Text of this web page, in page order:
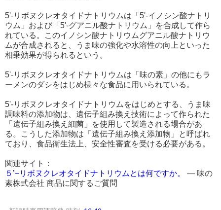
5'-リボヌクレオタイドナトリウムは「5'-イノシン酸ナトリ
ウム」および「5'-グアニル酸ナトリウム」を合成して作ら
れている。このイノシン酸ナトリウムグアニル酸ナトリウ
ムが合成されると、うま味の強化や水溶性の向上といった
相乗効果が得られるという。
5'-リボヌクレオタイドナトリウムは「味の素」の他にもラ
ーメンのダシをはじめ様々な食品に用いられている。
5'-リボヌクレオタイドナトリウムをはじめとする、うま味
調味料の添加物は、遺伝子組み換え技術によって作られた
「遺伝子組み換え細菌」を使用して製造される場合があ
る。こうした添加物は「遺伝子組み換え添加物」と呼ばれ
ており、食品衛生法上、安全性審査を受ける必要がある。
関連サイト：
５’−リボヌクレオタイドナトリウムとは何ですか。
― 味の
素株式会社 商品に関するご質問